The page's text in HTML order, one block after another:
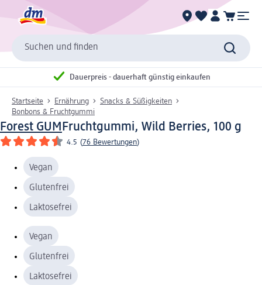
Suchen und finden
Dauerpreis - dauerhaft günstig einkaufen
Startseite Ernährung
Snacks & Süßigkeiten
Bonbons & Fruchtgummi
Forest GUMFruchtgummi, Wild Berries, 100 g
4.5 (76 Bewertungen)
Vegan
Glutenfrei
Laktosefrei
Vegan
Glutenfrei
Laktosefrei